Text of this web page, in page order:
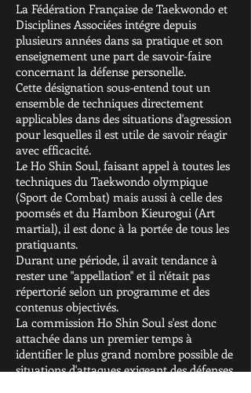
La Fédération Française de Taekwondo et
Disciplines Associées intégre depuis
plusieurs années dans sa pratique et son
enseignement une part de savoir-faire
concernant la défense personelle.
Cette désignation sous-entend tout un
ensemble de techniques directement
applicables dans des situations d'agression
pour lesquelles il est utile de savoir réagir
avec efficacité.
Le Ho Shin Soul, faisant appel à toutes les
techniques du Taekwondo olympique
(Sport de Combat) mais aussi à celle des
poomsés et du Hambon Kieurogui (Art
martial), il est donc à la portée de tous les
pratiquants.
Durant une période, il avait tendance à
rester une "appellation" et il n'était pas
répertorié selon un programme et des
contenus objectivés.
La commission Ho Shin Soul s'est donc
attachée dans un premier temps à
identifier le plus grand nombre possible de
situations d'attaques exigeant des défenses